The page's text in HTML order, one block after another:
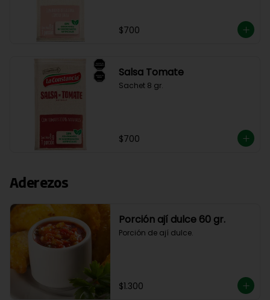
$700
Salsa Tomate
Sachet 8 gr.
$700
Aderezos
Porción ají dulce 60 gr.
Porción de ají dulce.
$1.300